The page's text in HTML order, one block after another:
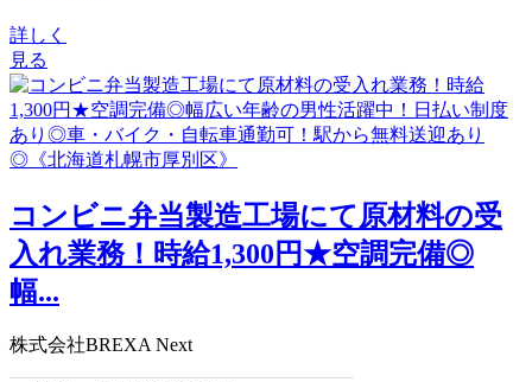
詳しく
見る
コンビニ弁当製造工場にて原材料の受
入れ業務！時給1,300円★空調完備◎
幅...
株式会社BREXA Next